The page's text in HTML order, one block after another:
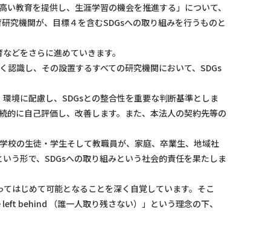
教育を提供し、生涯学習の機会を推進する」について、
究機関が、目標４を含むSDGsへの取り組みを行うものと
どをさらに進めていきます。
識し、その設置するすべての研究機関において、SDGs
境に配慮し、SDGsとの整合性を重要な判断基準としま
的に自己評価し、改善します。また、本法人の契約先等の
校の生徒・学生そして教職員が、家庭、卒業生、地域社
う形で、SDGsへの取り組みという社会的責任を果たしま
はじめて可能となることを深く自覚しています。そこ
behind （誰一人取り残さない）」という理念の下、